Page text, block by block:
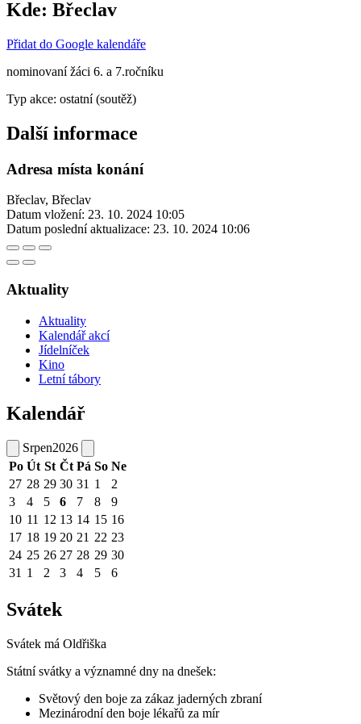
Kde: Břeclav
Přidat do Google kalendáře
nominovaní žáci 6. a 7.ročníku
Typ akce: ostatní (soutěž)
Další informace
Adresa místa konání
Břeclav, Břeclav
Datum vložení: 23. 10. 2024 10:05
Datum poslední aktualizace: 23. 10. 2024 10:06
Aktuality
Aktuality
Kalendář akcí
Jídelníček
Kino
Letní tábory
Kalendář
Srpen2026
Po Út St Čt Pá So Ne
27 28 29 30 31 1
2
3
4 5 6 7 8
9
10 11 12 13 14 15 16
17 18 19 20 21 22 23
24 25 26 27 28 29 30
31 1 2 3 4 5 6
Svátek
Svátek má Oldřiška
Státní svátky a významné dny na dnešek:
Světový den boje za zákaz jaderných zbraní
Mezinárodní den boje lékařů za mír